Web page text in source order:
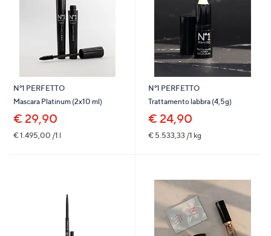
N°1 PERFETTO
Mascara Platinum (2x10 ml)
€ 29,90
€ 1.495,00 /1 l
N°1 PERFETTO
Trattamento labbra (4,5g)
€ 24,90
€ 5.533,33 /1 kg